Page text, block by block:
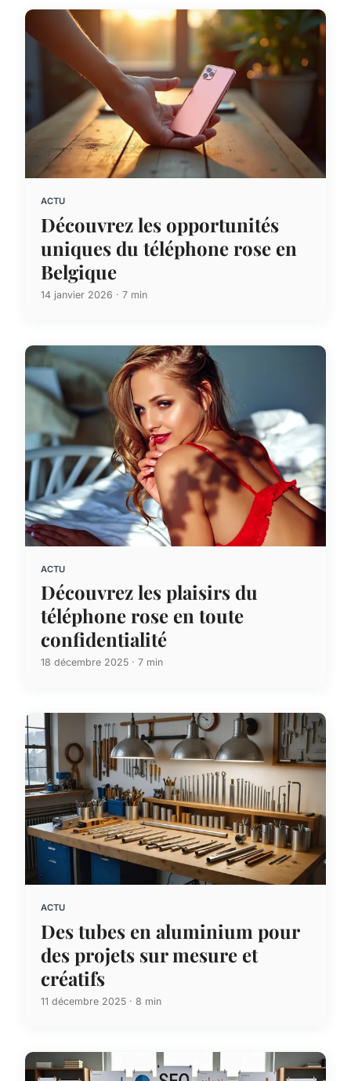
ACTU
Découvrez les opportunités
uniques du téléphone rose en
Belgique
14 janvier 2026 · 7 min
ACTU
Découvrez les plaisirs du
téléphone rose en toute
confidentialité
18 décembre 2025 · 7 min
ACTU
Des tubes en aluminium pour
des projets sur mesure et
créatifs
11 décembre 2025 · 8 min